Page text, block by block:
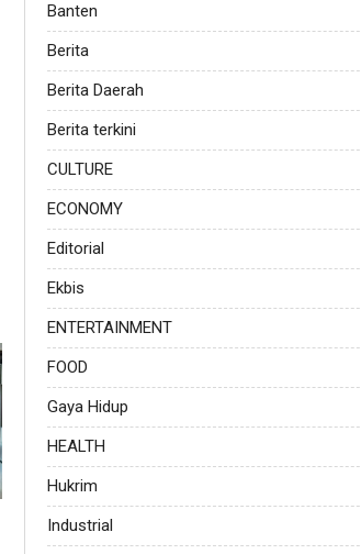
Banten
Berita
Berita Daerah
Berita terkini
CULTURE
ECONOMY
Editorial
Ekbis
ENTERTAINMENT
FOOD
Gaya Hidup
HEALTH
Hukrim
Industrial